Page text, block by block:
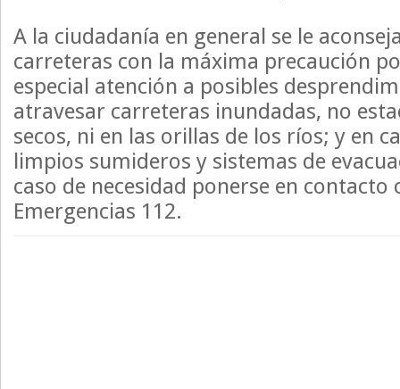
A la ciudadanía en general se le
carreteras con la máxima precaución
especial atención a posibles
atravesar carreteras inundadas, no
secos, ni en las orillas de los ríos; y en
limpios sumideros y sistemas de
caso de necesidad ponerse en contacto
Emergencias 112.